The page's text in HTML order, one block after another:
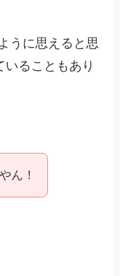
うに思えると思
ることもあり
ん！